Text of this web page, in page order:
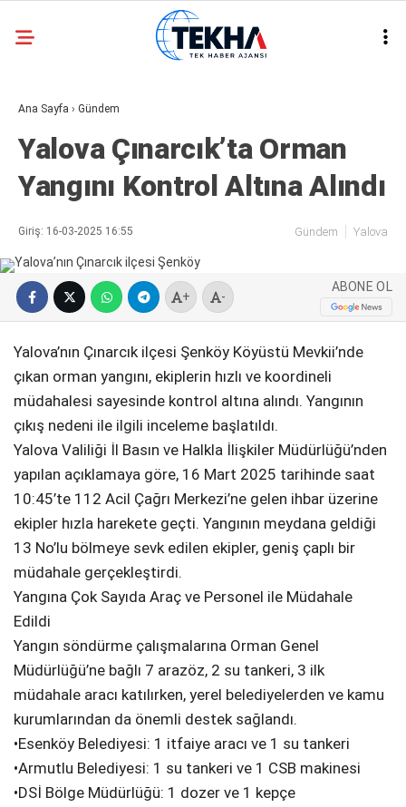
WhatsApp İhbar
Hattı
Facebook
Instagram
Youtube
25.7
ASAYIŞ
GÜNDEM
EKONOMI
POLITIKA
METEOROLOJI
SERVISLER
Ana Sayfa › Gündem
Yalova Çınarcık’ta Orman
Yangını Kontrol Altına Alındı
Giriş: 16-03-2025 16:55 Gündem Yalova
+ -
ABONE OL
Yalova’nın Çınarcık ilçesi Şenköy Köyüstü Mevkii’nde
çıkan orman yangını, ekiplerin hızlı ve koordineli
müdahalesi sayesinde kontrol altına alındı. Yangının
çıkış nedeni ile ilgili inceleme başlatıldı.
Yalova Valiliği İl Basın ve Halkla İlişkiler Müdürlüğü’nden
yapılan açıklamaya göre, 16 Mart 2025 tarihinde saat
10:45’te 112 Acil Çağrı Merkezi’ne gelen ihbar üzerine
ekipler hızla harekete geçti. Yangının meydana geldiği
13 No’lu bölmeye sevk edilen ekipler, geniş çaplı bir
müdahale gerçekleştirdi.
Yangına Çok Sayıda Araç ve Personel ile Müdahale
Edildi
Yangın söndürme çalışmalarına Orman Genel
Müdürlüğü’ne bağlı 7 arazöz, 2 su tankeri, 3 ilk
müdahale aracı katılırken, yerel belediyelerden ve kamu
kurumlarından da önemli destek sağlandı.
•Esenköy Belediyesi: 1 itfaiye aracı ve 1 su tankeri
•Armutlu Belediyesi: 1 su tankeri ve 1 CSB makinesi
•DSİ Bölge Müdürlüğü: 1 dozer ve 1 kepçe